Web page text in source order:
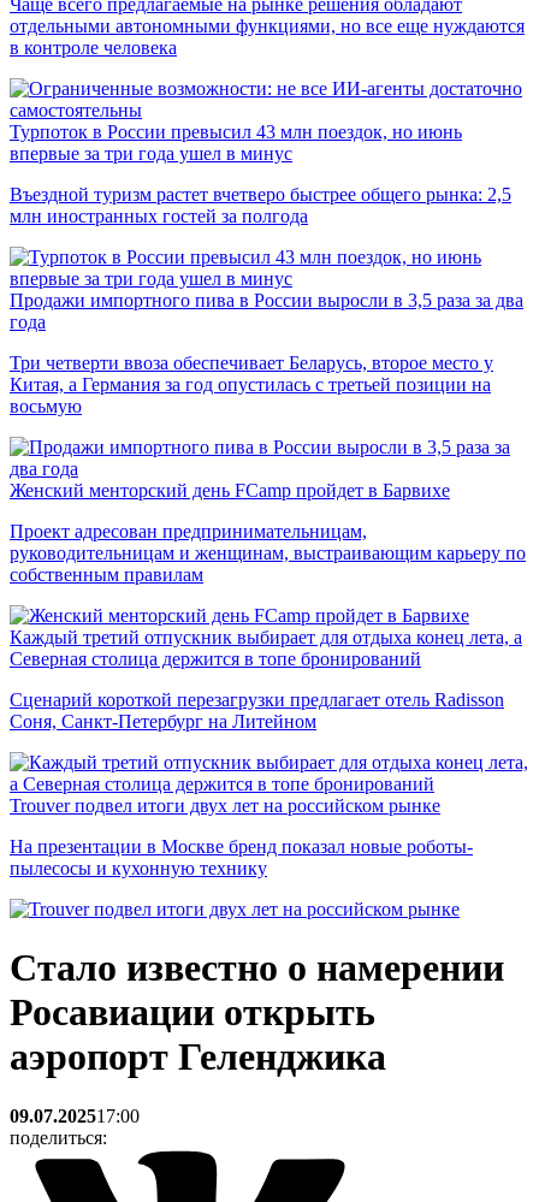
Чаще всего предлагаемые на рынке решения обладают
отдельными автономными функциями, но все еще нуждаются
в контроле человека
Турпоток в России превысил 43 млн поездок, но июнь
впервые за три года ушел в минус
Въездной туризм растет вчетверо быстрее общего рынка: 2,5
млн иностранных гостей за полгода
Продажи импортного пива в России выросли в 3,5 раза за два
года
Три четверти ввоза обеспечивает Беларусь, второе место у
Китая, а Германия за год опустилась с третьей позиции на
восьмую
Женский менторский день FCamp пройдет в Барвихе
Проект адресован предпринимательницам,
руководительницам и женщинам, выстраивающим карьеру по
собственным правилам
Каждый третий отпускник выбирает для отдыха конец лета, а
Северная столица держится в топе бронирований
Сценарий короткой перезагрузки предлагает отель Radisson
Соня, Санкт-Петербург на Литейном
Trouver подвел итоги двух лет на российском рынке
На презентации в Москве бренд показал новые роботы-
пылесосы и кухонную технику
Стало известно о намерении
Росавиации открыть
аэропорт Геленджика
09.07.202517:00
поделиться: